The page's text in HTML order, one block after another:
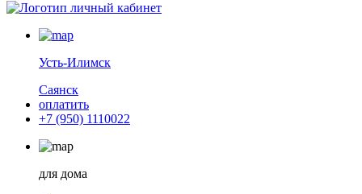
личный кабинет
Усть-Илимск
Саянск
оплатить
+7 (950) 1110022
для дома